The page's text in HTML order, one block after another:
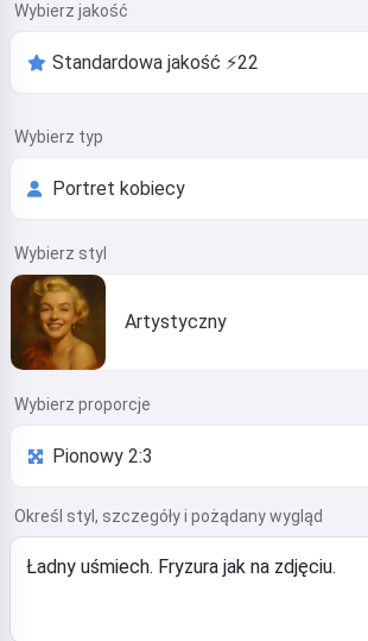
Wybierz jakość
Wybierz typ
Wybierz styl
Artystyczny
Wybierz proporcje
Określ styl, szczegóły i pożądany wygląd